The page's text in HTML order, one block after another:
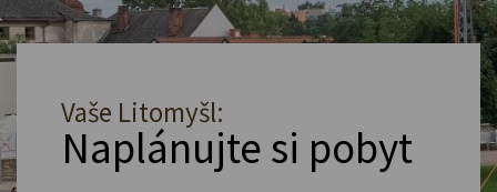
Vaše Litomyšl:
Naplánujte si pobyt